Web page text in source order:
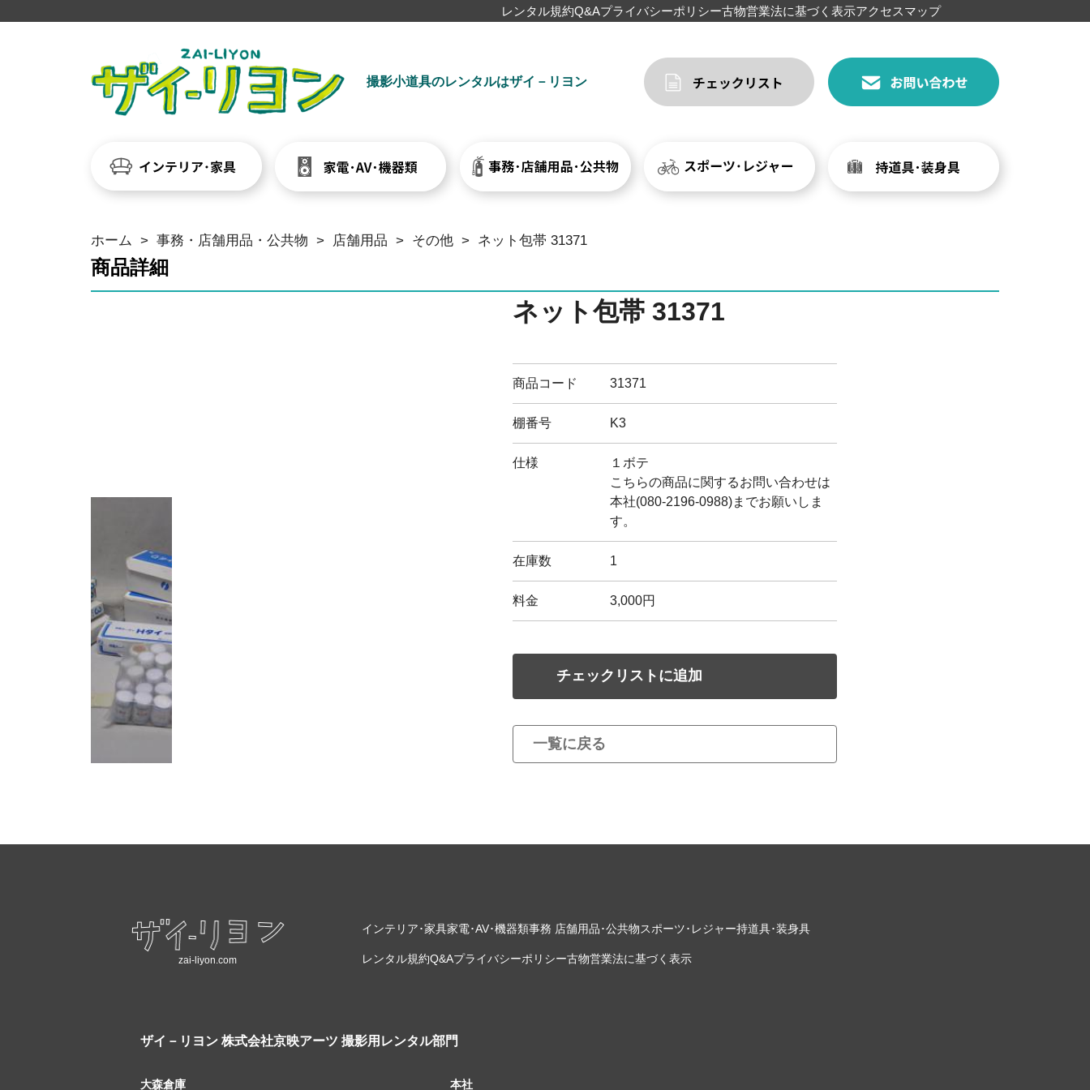
レンタル規約Q&Aプライバシーポリシー古物営業法に基づく表示アクセスマップ
撮影小道具のレンタルはザイ－リヨン
ホーム > 事務・店舗用品・公共物 > 店舗用品 > その他 > ネット包帯 31371
商品詳細
ネット包帯 31371
商品コード 31371
棚番号 K3
仕様
１ボテ
こちらの商品に関するお問い合わせは
本社(080-2196-0988)までお願いしま
す。
在庫数 1
料金 3,000円
チェックリストに追加
一覧に戻る
zai-liyon.com
インテリア･家具家電･AV･機器類事務 店舗用品･公共物スポーツ･レジャー持道具･装身具
レンタル規約Q&Aプライバシーポリシー古物営業法に基づく表示
ザイ－リヨン 株式会社京映アーツ 撮影用レンタル部門
大森倉庫 本社